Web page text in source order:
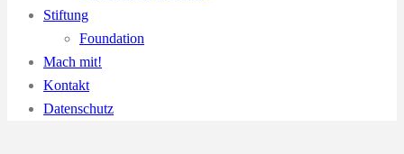
Stiftung
Foundation
Mach mit!
Kontakt
Datenschutz